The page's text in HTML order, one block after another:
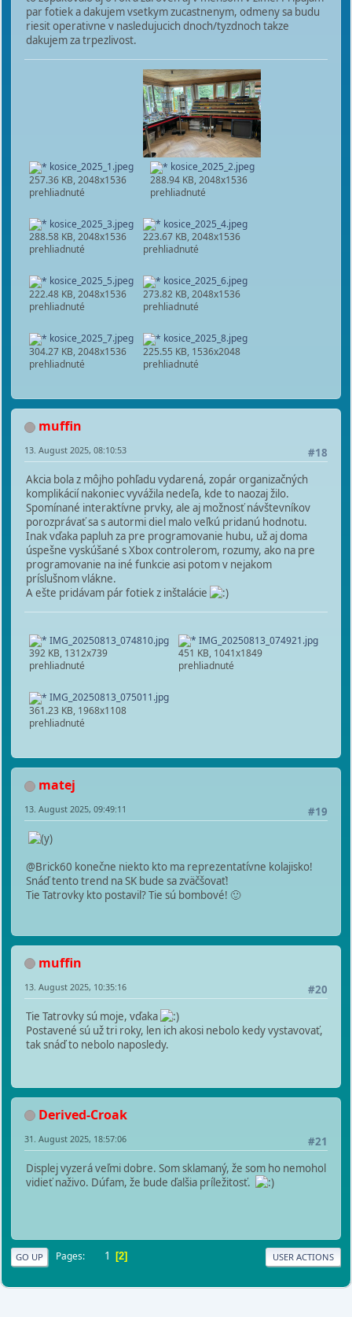
par fotiek a dakujem vsetkym zucastnenym, odmeny sa budu
riesit operativne v nasledujucich dnoch/tyzdnoch takze
dakujem za trpezlivost.
kosice_2025_1.jpeg
257.36 KB, 2048x1536
prehliadnuté
kosice_2025_2.jpeg
288.94 KB, 2048x1536
prehliadnuté
kosice_2025_3.jpeg
288.58 KB, 2048x1536
prehliadnuté
kosice_2025_4.jpeg
223.67 KB, 2048x1536
prehliadnuté
kosice_2025_5.jpeg
222.48 KB, 2048x1536
prehliadnuté
kosice_2025_6.jpeg
273.82 KB, 2048x1536
prehliadnuté
kosice_2025_7.jpeg
304.27 KB, 2048x1536
prehliadnuté
kosice_2025_8.jpeg
225.55 KB, 1536x2048
prehliadnuté
muffin
#18
13. August 2025, 08:10:53
Akcia bola z môjho pohľadu vydarená, zopár organizačných
komplikácií nakoniec vyvážila nedeľa, kde to naozaj žilo.
Spomínané interaktívne prvky, ale aj možnosť návštevníkov
porozprávať sa s autormi diel malo veľkú pridanú hodnotu.
Inak vďaka papluh za pre programovanie hubu, už aj doma
úspešne vyskúšané s Xbox controlerom, rozumy, ako na pre
programovanie na iné funkcie asi potom v nejakom
príslušnom vlákne.
A ešte pridávam pár fotiek z inštalácie
IMG_20250813_074810.jpg
392 KB, 1312x739
prehliadnuté
IMG_20250813_074921.jpg
451 KB, 1041x1849
prehliadnuté
IMG_20250813_075011.jpg
361.23 KB, 1968x1108
prehliadnuté
matej
#19
13. August 2025, 09:49:11
@Brick60 konečne niekto kto ma reprezentatívne kolajisko!
Snáď tento trend na SK bude sa zväčšovať!
Tie Tatrovky kto postavil? Tie sú bombové! 🙂
muffin
#20
13. August 2025, 10:35:16
Tie Tatrovky sú moje, vďaka
Postavené sú už tri roky, len ich akosi nebolo kedy vystavovať,
tak snáď to nebolo naposledy.
Derived-Croak
#21
31. August 2025, 18:57:06
Displej vyzerá veľmi dobre. Som sklamaný, že som ho nemohol
vidieť naživo. Dúfam, že bude ďalšia príležitosť.
GO UP Pages 1 2 USER ACTIONS